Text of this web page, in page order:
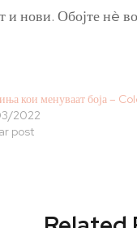
и нови. Обојте нè
кои менуваат боја –
2022
post